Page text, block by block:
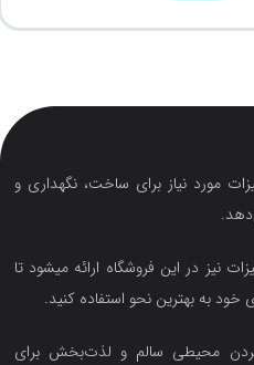
مورد نیاز برای ساخت، نگهداری و
نیز در این فروشگاه ارائه میشود تا
خود به بهترین نحو استفاده کنید.
محیطی سالم و لذت‌بخش برای